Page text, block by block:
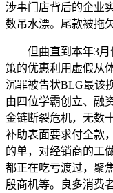
涉事门店背后的企业
数吊水漂。尾款被拖
但曲直到本年3月
策的优惠利用虚假从
沉罪被告状BLG最该
由四位学霸创立、融
金链断裂危机，无数
补助表面要求付全款
的单，对经销商的工
都正在吃亏渡过，聚
殷商机等。良多消费